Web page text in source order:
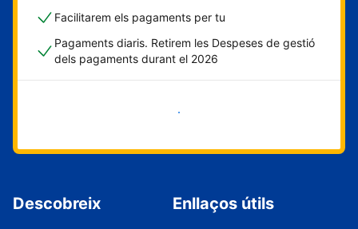
Facilitarem els pagaments per tu
Pagaments diaris. Retirem les Despeses de gestió
dels pagaments durant el 2026
Comença ara
Descobreix Enllaços útils